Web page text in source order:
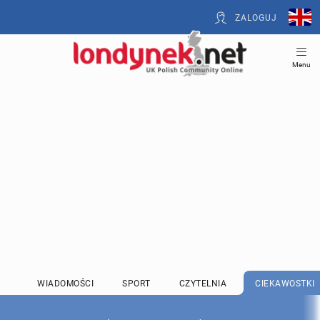
ZALOGUJ
Menu
WIADOMOŚCI SPORT CZYTELNIA CIEKAWOSTKI